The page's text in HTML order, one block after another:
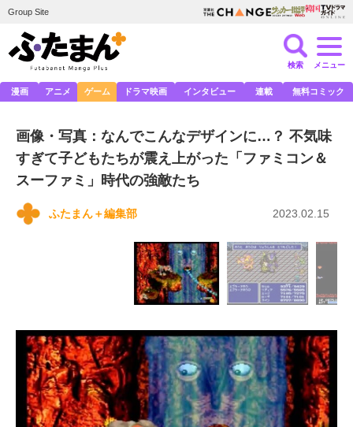
Group Site
検索 メニュー
漫画 アニメ ゲーム ドラマ映画 インタビュー 連載 無料コミック
画像・写真：なんでこんなデザインに…？ 不気味
すぎて子どもたちが震え上がった「ファミコン＆
スーファミ」時代の強敵たち
ふたまん＋編集部 2023.02.15